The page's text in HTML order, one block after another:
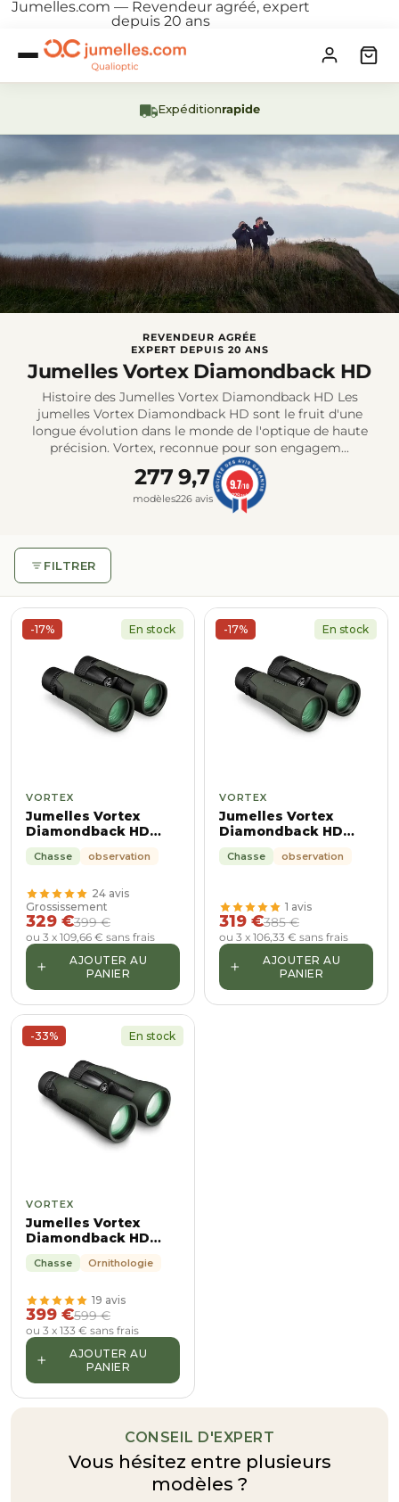
Jumelles.com — Revendeur agréé, expert
depuis 20 ans
Expéditionrapide
REVENDEUR AGRÉE
EXPERT DEPUIS 20 ANS
Jumelles Vortex Diamondback HD
Histoire des Jumelles Vortex Diamondback HD Les
jumelles Vortex Diamondback HD sont le fruit d'une
longue évolution dans le monde de l'optique de haute
précision. Vortex, reconnue pour son engagem...
277
modèles
9,7
226 avis
9.7/10
229 avis
FILTRER
-17% En stock
VORTEX
Jumelles Vortex
Diamondback HD
12x50
Chasse observation
24 avis
Grossissement
329 €399 €
ou 3 x 109,66 € sans frais
+
AJOUTER AU
PANIER
-17% En stock
VORTEX
Jumelles Vortex
Diamondback HD
10x50
Chasse observation
1 avis
319 €385 €
ou 3 x 106,33 € sans frais
+
AJOUTER AU
PANIER
-33% En stock
VORTEX
Jumelles Vortex
Diamondback HD
15x56
Chasse Ornithologie
19 avis
399 €599 €
ou 3 x 133 € sans frais
+
AJOUTER AU
PANIER
CONSEIL D'EXPERT
Vous hésitez entre plusieurs
modèles ?